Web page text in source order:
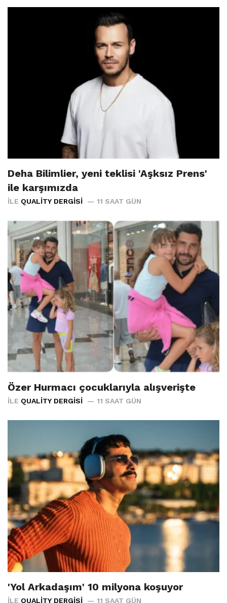
Deha Bilimlier, yeni teklisi 'Aşksız Prens'
ile karşımızda
İLE QUALITY DERGISI 11 SAAT GÜN
Özer Hurmacı çocuklarıyla alışverişte
İLE QUALITY DERGISI 11 SAAT GÜN
'Yol Arkadaşım' 10 milyona koşuyor
İLE QUALITY DERGISI 11 SAAT GÜN